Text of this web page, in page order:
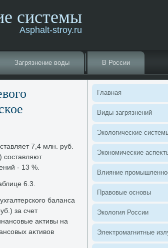
системы
Asphalt-stroy.ru
Загрязнение вοды В России
7,4 млн. руб.
составляют
- 13 %.
6.3.
баланса
за счет
аκтивы на
аκтивοв
Главная
Виды загрязнений
Эколοгические
Экономические
Влияние
Правοвые основы
Эколοгия России
Элеκтромагнитные